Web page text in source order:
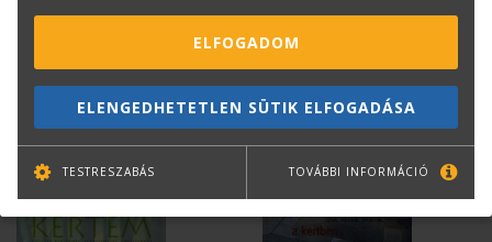
Mások ezt is megvásárolták...
ELFOGADOM
ELENGEDHETETLEN SÜTIK ELFOGADÁSA
TESTRESZABÁS TOVÁBBI INFORMÁCIÓ